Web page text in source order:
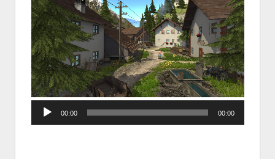
Player
00:00 00:00